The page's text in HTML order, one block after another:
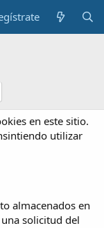
en este sitio.
utilizar
almacenados en
solicitud del